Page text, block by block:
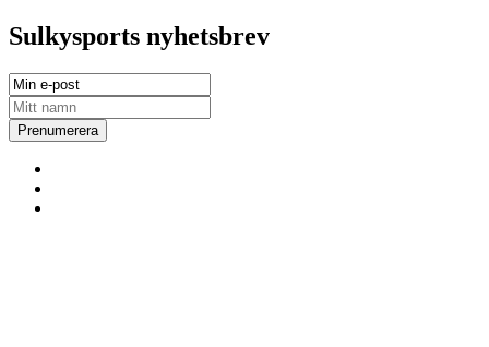
Sulkysports nyhetsbrev